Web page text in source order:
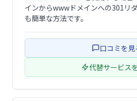
インからwwwドメインへの301リ
も簡単な方法です。
口コミを見
代替サービス